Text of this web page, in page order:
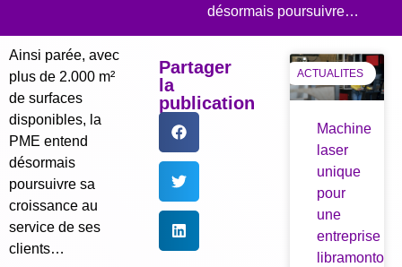
désormais poursuivre…
Partager
la
publication
Ainsi parée, avec
plus de 2.000 m²
de surfaces
disponibles, la
PME entend
désormais
poursuivre sa
croissance au
service de ses
clients…
ACTUALITES
Machine
laser
unique
pour
une
entreprise